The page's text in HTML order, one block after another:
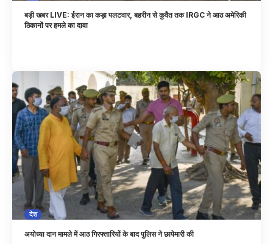
बड़ी खबर LIVE: ईरान का कड़ा पलटवार, बहरीन से कुवैत तक IRGC ने आठ अमेरिकी
ठिकानों पर हमले का दावा
देश
अयोध्या दान मामले में आठ गिरफ्तारियों के बाद पुलिस ने छापेमारी की